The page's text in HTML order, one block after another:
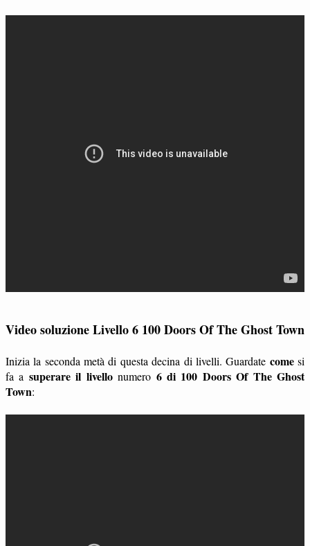
Video soluzione Livello 6 100 Doors Of The Ghost Town
Inizia la seconda metà di questa decina di livelli. Guardate comesi
fa a superare il livellonumero 6 di 100 Doors Of The Ghost
Town: